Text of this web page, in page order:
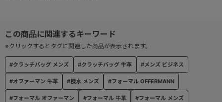
#クラッチバッグ メンズ #クラッチバッグ 牛革 #メンズ ビジネス
#オファーマン 牛革 #撥水 メンズ #フォーマル OFFERMANN
#フォーマル オファーマン #フォーマル 牛革 #フォーマル メンズ
※クリックするとタグに関連した商品が表示されます。